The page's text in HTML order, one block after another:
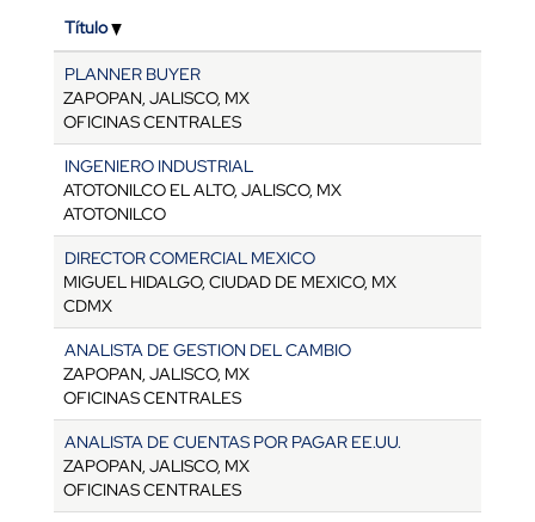
Título
PLANNER BUYER
ZAPOPAN, JALISCO, MX
OFICINAS CENTRALES
INGENIERO INDUSTRIAL
ATOTONILCO EL ALTO, JALISCO, MX
ATOTONILCO
DIRECTOR COMERCIAL MEXICO
MIGUEL HIDALGO, CIUDAD DE MEXICO, MX
CDMX
ANALISTA DE GESTION DEL CAMBIO
ZAPOPAN, JALISCO, MX
OFICINAS CENTRALES
ANALISTA DE CUENTAS POR PAGAR EE.UU.
ZAPOPAN, JALISCO, MX
OFICINAS CENTRALES